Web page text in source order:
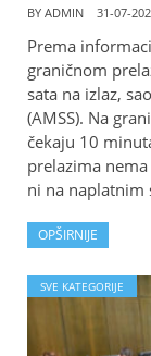
BY ADMIN 31-07-
Prema
graničnom
sata na izlaz,
(AMSS). Na
čekaju 10
prelazima
ni na naplatnim
OPŠIRNIJE
SVE KATEGORIJE